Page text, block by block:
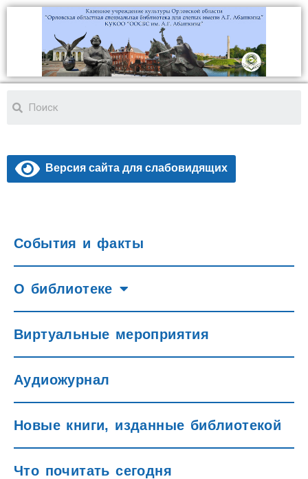
Версия сайта для слабовидящих
События и факты
О библиотеке
Виртуальные мероприятия
Аудиожурнал
Новые книги, изданные библиотекой
Что почитать сегодня